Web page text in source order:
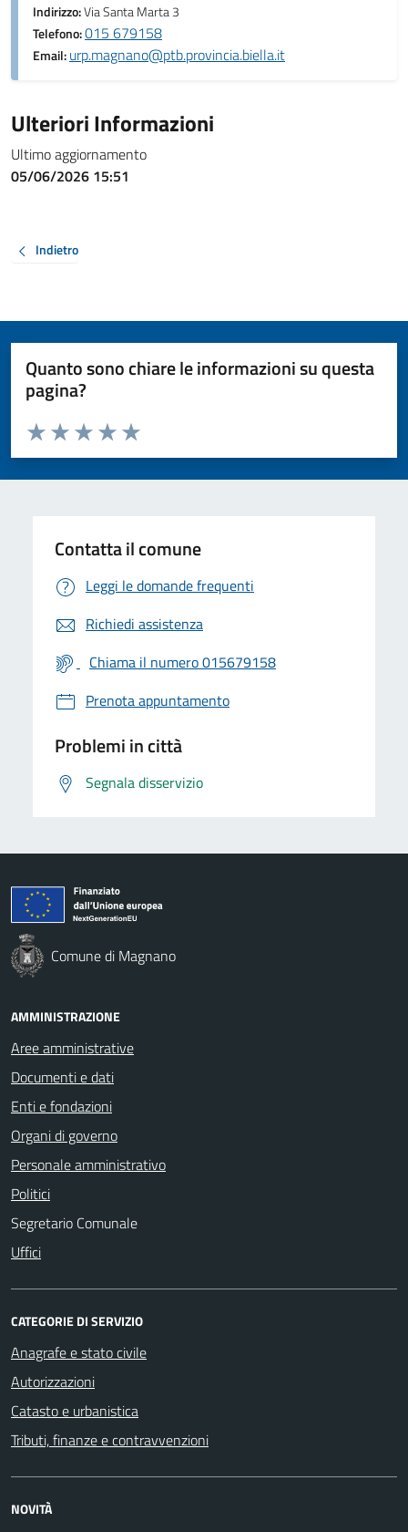
Indirizzo:Via Santa Marta 3
Telefono:015 679158
Email:urp.magnano@ptb.provincia.biella.it
Ulteriori Informazioni
Ultimo aggiornamento
05/06/2026 15:51
Indietro
Quanto sono chiare le informazioni su questa
pagina?
Valuta da 1 a 5 stelle la pagina
Valuta 5 stelle su 5
Valuta 4 stelle su 5
Valuta 3 stelle su 5
Valuta 2 stelle su 5
Valuta 1 stelle su 5
Contatta il comune
Leggi le domande frequenti
Richiedi assistenza
Chiama il numero 015679158
Prenota appuntamento
Problemi in città
Segnala disservizio
Comune di Magnano
AMMINISTRAZIONE
Aree amministrative
Documenti e dati
Enti e fondazioni
Organi di governo
Personale amministrativo
Politici
Segretario Comunale
Uffici
CATEGORIE DI SERVIZIO
Anagrafe e stato civile
Autorizzazioni
Catasto e urbanistica
Tributi, finanze e contravvenzioni
NOVITÀ